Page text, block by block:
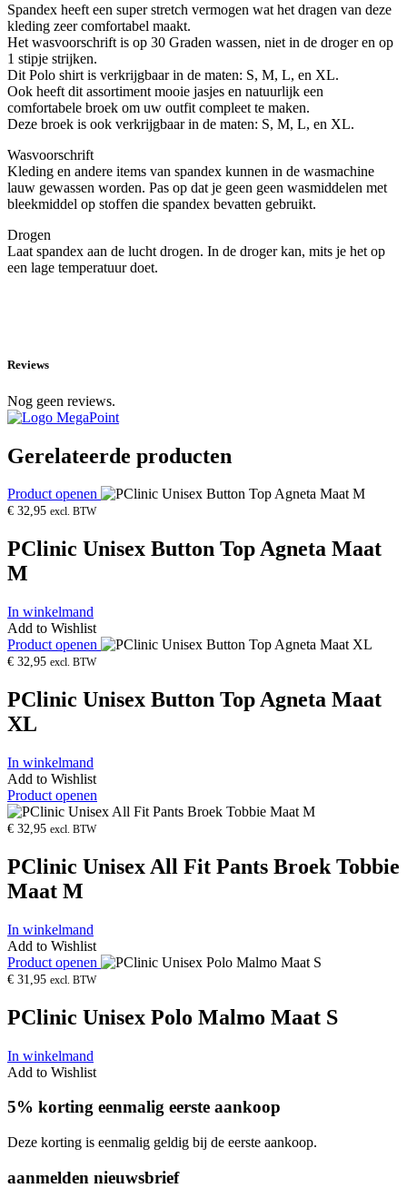
Spandex heeft een super stretch vermogen wat het dragen van deze
kleding zeer comfortabel maakt.
Het wasvoorschrift is op 30 Graden wassen, niet in de droger en op
1 stipje strijken.
Dit Polo shirt is verkrijgbaar in de maten: S, M, L, en XL.
Ook heeft dit assortiment mooie jasjes en natuurlijk een
comfortabele broek om uw outfit compleet te maken.
Deze broek is ook verkrijgbaar in de maten: S, M, L, en XL.
Wasvoorschrift
Kleding en andere items van spandex kunnen in de wasmachine
lauw gewassen worden. Pas op dat je geen geen wasmiddelen met
bleekmiddel op stoffen die spandex bevatten gebruikt.
Drogen
Laat spandex aan de lucht drogen. In de droger kan, mits je het op
een lage temperatuur doet.
Reviews
Nog geen reviews.
Gerelateerde producten
Product openen
€ 32,95 excl. BTW
PClinic Unisex Button Top Agneta Maat
M
In winkelmand
Add to Wishlist
Product openen
€ 32,95 excl. BTW
PClinic Unisex Button Top Agneta Maat
XL
In winkelmand
Add to Wishlist
Product openen
€ 32,95 excl. BTW
PClinic Unisex All Fit Pants Broek Tobbie
Maat M
In winkelmand
Add to Wishlist
Product openen
€ 31,95 excl. BTW
PClinic Unisex Polo Malmo Maat S
In winkelmand
Add to Wishlist
5% korting eenmalig eerste aankoop
Deze korting is eenmalig geldig bij de eerste aankoop.
aanmelden nieuwsbrief